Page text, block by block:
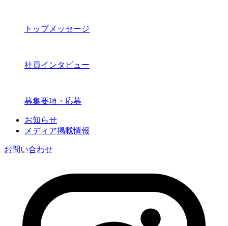
トップメッセージ
社員インタビュー
募集要項・応募
お知らせ
メディア掲載情報
お問い合わせ